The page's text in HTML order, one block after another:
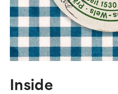
Inside